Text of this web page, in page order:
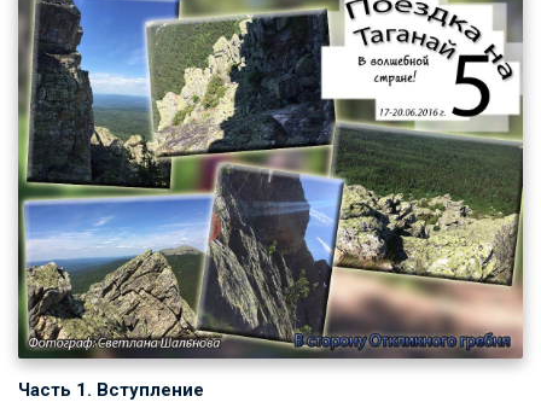
Часть 1. Вступление